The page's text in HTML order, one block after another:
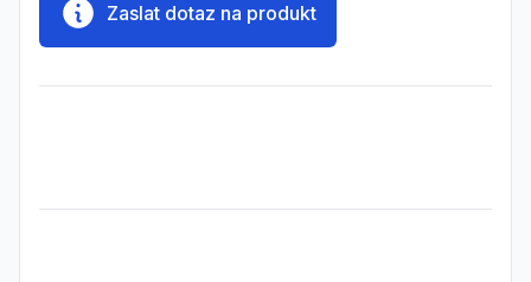
Zaslat dotaz na produkt